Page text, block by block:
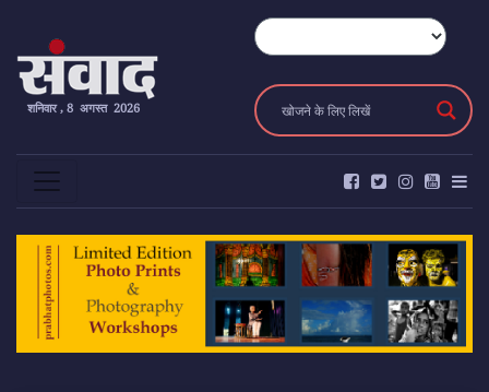
शनिवार , 8 अगस्त 2026